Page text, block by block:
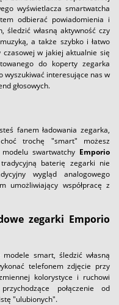
wyświetlacza smartwatcha
odbierać powiadomienia i
śledzić własną aktywność czy
a także szybko i łatwo
w jakiej aktualnie się
do koperty zegarka
wyszukiwać interesujące nas w
głosowych.
fanem ładowania zegarka,
trochę "smart" możesz
swartwatchy Emporio
baterię zegarki nie
wygląd analogowego
umożliwiający współpracę z
zegarki Emporio
smart, śledzić własną
telefonem zdjęcie przy
kolorystyce i ruchowi
połączenie od
"ulubionych".